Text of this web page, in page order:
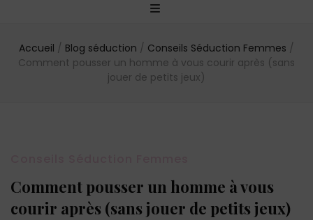
Accueil / Blog séduction / Conseils Séduction Femmes /
Comment pousser un homme à vous courir après (sans
jouer de petits jeux)
Comment pousser un homme à vous
courir après (sans jouer de petits jeux)